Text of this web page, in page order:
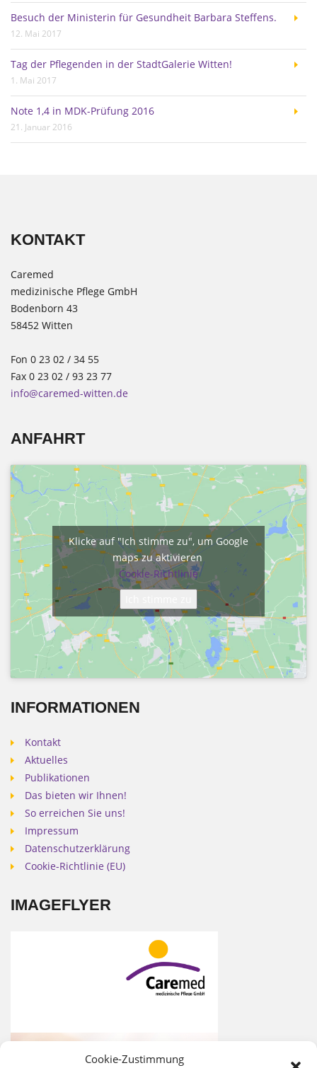
Cookie-Zustimmung
Besuch der Ministerin für Gesundheit Barbara Steffens.
12. Mai 2017
Tag der Pflegenden in der StadtGalerie Witten!
1. Mai 2017
Note 1,4 in MDK-Prüfung 2016
21. Januar 2016
KONTAKT
Caremed
medizinische Pflege GmbH
Bodenborn 43
58452 Witten
Fon 0 23 02 / 34 55
Fax 0 23 02 / 93 23 77
info@caremed-witten.de
ANFAHRT
Klicke auf "Ich stimme zu", um Google
maps zu aktivieren
Cookie-Richtlinie
INFORMATIONEN
Kontakt
Aktuelles
Publikationen
Das bieten wir Ihnen!
So erreichen Sie uns!
Impressum
Datenschutzerklärung
Cookie-Richtlinie (EU)
IMAGEFLYER